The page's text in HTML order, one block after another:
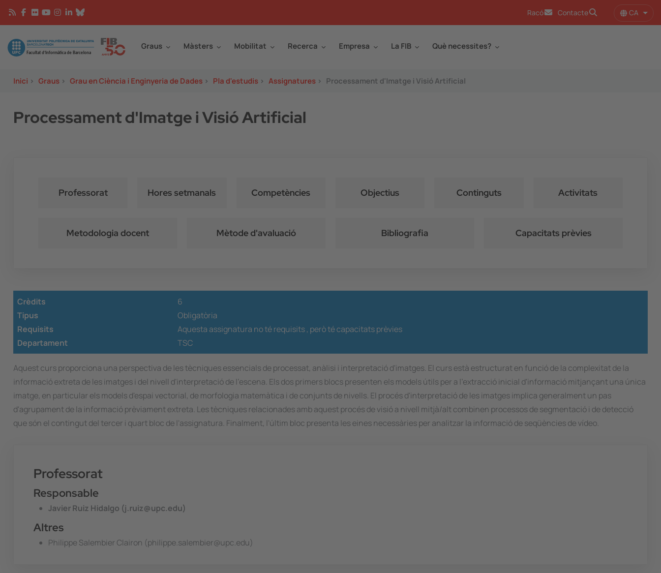
Vés al contingut
Racó Contacte CA
Image Graus Màsters Mobilitat Recerca Empresa La FIB Què necessites?
Inici > Graus > Grau en Ciència i Enginyeria de Dades > Pla d'estudis > Assignatures > Processament d'Imatge i Visió Artificial
Processament d'Imatge i Visió Artificial
Professorat Hores setmanals Competències Objectius Continguts Activitats
Metodologia docent Mètode d'avaluació Bibliografia Capacitats prèvies
Crèdits
6
Tipus
Obligatòria
Requisits
Aquesta assignatura no té requisits , però té capacitats prèvies
Departament
TSC
Aquest curs proporciona una perspectiva de les tècniques essencials de processat, anàlisi i interpretació d'imatges. El curs està estructurat en funció de la complexitat de la
informació extreta de les imatges i del nivell d'interpretació de l'escena. Els dos primers blocs presenten els models útils per a l'extracció inicial d'informació mitjançant una única
imatge, en particular els models d'espai vectorial, de morfologia matemàtica i de conjunts de nivells. El procés d'interpretació de les imatges implica generalment un pas
d'agrupament de la informació prèviament extreta. Les tècniques relacionades amb aquest procés de visió a nivell mitjà/alt combinen processos de segmentació i de detecció
que són el contingut del tercer i quart bloc de l'assignatura. Finalment, l'últim bloc presenta les eines necessàries per analitzar la informació de seqüències de vídeo.
Professorat
Responsable
Javier Ruiz Hidalgo (j.ruiz@upc.edu)
Altres
Philippe Salembier Clairon (philippe.salembier@upc.edu)